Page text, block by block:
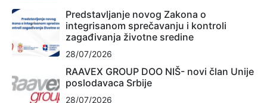
Predstavljanje novog Zakona o
integrisanom sprečavanju i kontroli
zagađivanja životne sredine
28/07/2026
RAAVEX GROUP DOO NIŠ- novi član Unije
poslodavaca Srbije
28/07/2026